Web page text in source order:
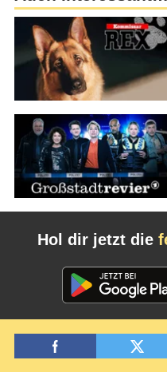
Hol dir jetzt die